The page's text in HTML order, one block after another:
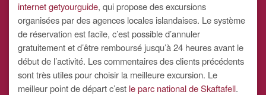
internet getyourguide, qui propose des excursions
organisées par des agences locales islandaises. Le système
de réservation est facile, c’est possible d’annuler
gratuitement et d’être remboursé jusqu’à 24 heures avant le
début de l’activité. Les commentaires des clients précédents
sont très utiles pour choisir la meilleure excursion. Le
meilleur point de départ c’est le parc national de Skaftafell.